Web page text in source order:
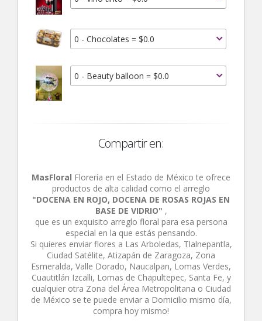
0 - Chocolates = $0.0
0 - Beauty balloon = $0.0
Compartir en:
MasFloral Florería en el Estado de México te ofrece
productos de alta calidad como el arreglo
"DOCENA EN ROJO, DOCENA DE ROSAS ROJAS EN
BASE DE VIDRIO" ,
que es un exquisito arreglo floral para esa persona
especial en la que estás pensando.
Si quieres enviar flores a Las Arboledas, Tlalnepantla,
Ciudad Satélite, Atizapán de Zaragoza, Zona
Esmeralda, Valle Dorado, Naucalpan, Lomas Verdes,
Cuautitlán Izcalli, Lomas de Chapultepec, Santa Fe, y
cualquier otra Zona del Área Metropolitana o Ciudad
de México se te puede enviar a Domicilio mismo día,
compra hoy mismo!